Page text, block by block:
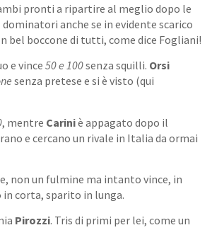
pronti a ripartire al meglio dopo le
anche se in evidente scarico
bel boccone di tutti, come dice Fogliani!
e vince50 e 100senza squilli. Orsi
senza pretese e si è visto (qui
, mentre Cariniè appagato dopo il
e cercano un rivale in Italia da ormai
non un fulmine ma intanto vince, in
corta, sparito in lunga.
Pirozzi. Tris di primi per lei, come un